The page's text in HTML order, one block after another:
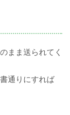
まま送られてく
通りにすれば